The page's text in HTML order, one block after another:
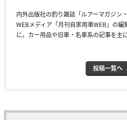
内外出版社の釣り雑誌「ルアーマガジン
WEBメディア「月刊自家用車WEB」の編
に。カー用品や旧車・名車系の記事を主
投稿一覧へ